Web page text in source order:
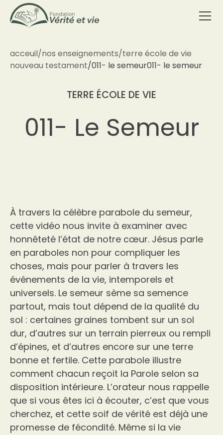
acceuil/nos enseignements/terre école de vie
nouveau testament/011- le semeur011- le semeur
TERRE ÉCOLE DE VIE
011- Le Semeur
À travers la célèbre parabole du semeur,
cette vidéo nous invite à examiner avec
honnêteté l’état de notre cœur. Jésus parle
en paraboles non pour compliquer les
choses, mais pour parler à travers les
événements de la vie, intemporels et
universels. Le semeur sème sa semence
partout, mais tout dépend de la qualité du
sol : certaines graines tombent sur un sol
dur, d’autres sur un terrain pierreux ou rempli
d’épines, et d’autres encore sur une terre
bonne et fertile. Cette parabole illustre
comment chacun reçoit la Parole selon sa
disposition intérieure. L’orateur nous rappelle
que si vous êtes ici à écouter, c’est que vous
cherchez, et cette soif de vérité est déjà une
promesse de fécondité. Même si la vie